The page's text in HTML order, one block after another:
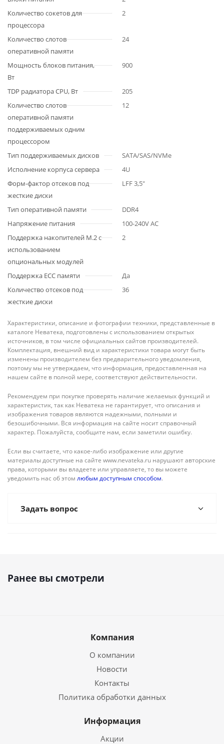
Количество сокетов для
процессора
2
Количество слотов
оперативной памяти
24
Мощность блоков питания,
Вт
900
TDP радиатора CPU, Вт
205
Количество слотов
оперативной памяти
поддерживаемых одним
процессором
12
Тип поддерживаемых дисков
SATA/SAS/NVMe
Исполнение корпуса сервера
4U
Форм-фактор отсеков под
жесткие диски
LFF 3,5"
Тип оперативной памяти
DDR4
Напряжение питания
100-240V AC
Поддержка накопителей M.2 с
использованием
опциональных модулей
2
Поддержка ECC памяти
Да
Количество отсеков под
жесткие диски
36
Характеристики, описание и фотографии техники, представленные в
каталоге Неватека, подготовлены с использованием открытых
источников, в том числе официальных сайтов производителей.
Комплектация, внешний вид и характеристики товара могут быть
изменены производителем без предварительного уведомления,
поэтому мы не утверждаем, что информация, предоставленная на
нашем сайте в полной мере, соответствуют действительности.
Рекомендуем при покупке проверять наличие желаемых функций и
характеристик, так как Неватека не гарантирует, что описания и
изображения товаров являются надежными, полными и
безошибочными. Вся информация на сайте носит справочный
характер. Пожалуйста, сообщите нам, если заметили ошибку.
Если вы считаете, что какое-либо изображение или другие
материалы доступные на сайте www.nevateka.ru нарушают авторские
права, которыми вы владеете или управляете, то вы можете
уведомить нас об этом любым доступным способом.
Задать вопрос
Ранее вы смотрели
Компания
О компании
Новости
Контакты
Политика обработки данных
Информация
Акции